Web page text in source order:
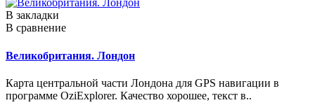
В закладки
В сравнение
Великобритания. Лондон
Карта центральной части Лондона для GPS навигации в
программе OziExplorer. Качество хорошее, текст в..